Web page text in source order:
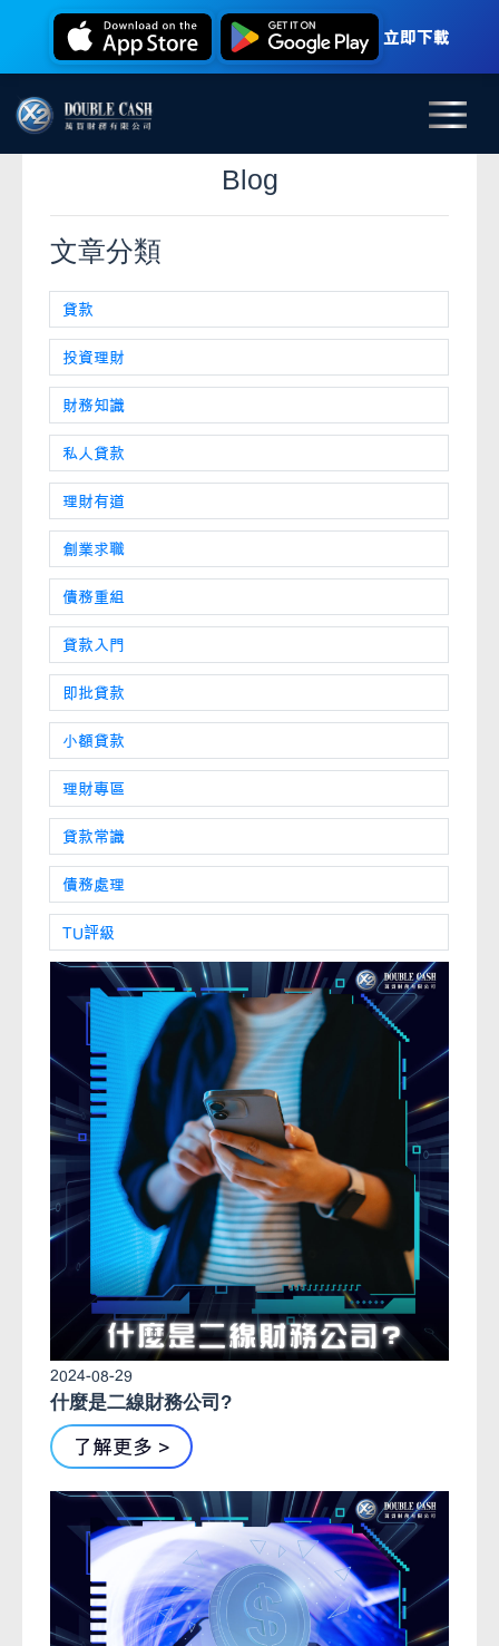
立即下載
Blog
文章分類
貸款
投資理財
財務知識
私人貸款
理財有道
創業求職
債務重組
貸款入門
即批貸款
小額貸款
理財專區
貸款常識
債務處理
TU評級
2024-08-29
什麼是二線財務公司?
了解更多 >